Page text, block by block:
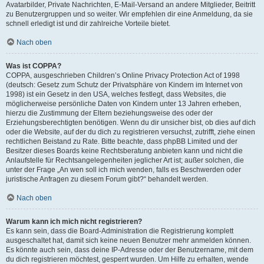
Avatarbilder, Private Nachrichten, E-Mail-Versand an andere Mitglieder, Beitritt
zu Benutzergruppen und so weiter. Wir empfehlen dir eine Anmeldung, da sie
schnell erledigt ist und dir zahlreiche Vorteile bietet.
Nach oben
Was ist COPPA?
COPPA, ausgeschrieben Children’s Online Privacy Protection Act of 1998
(deutsch: Gesetz zum Schutz der Privatsphäre von Kindern im Internet von
1998) ist ein Gesetz in den USA, welches festlegt, dass Websites, die
möglicherweise persönliche Daten von Kindern unter 13 Jahren erheben,
hierzu die Zustimmung der Eltern beziehungsweise des oder der
Erziehungsberechtigten benötigen. Wenn du dir unsicher bist, ob dies auf dich
oder die Website, auf der du dich zu registrieren versuchst, zutrifft, ziehe einen
rechtlichen Beistand zu Rate. Bitte beachte, dass phpBB Limited und der
Besitzer dieses Boards keine Rechtsberatung anbieten kann und nicht die
Anlaufstelle für Rechtsangelegenheiten jeglicher Art ist; außer solchen, die
unter der Frage „An wen soll ich mich wenden, falls es Beschwerden oder
juristische Anfragen zu diesem Forum gibt?“ behandelt werden.
Nach oben
Warum kann ich mich nicht registrieren?
Es kann sein, dass die Board-Administration die Registrierung komplett
ausgeschaltet hat, damit sich keine neuen Benutzer mehr anmelden können.
Es könnte auch sein, dass deine IP-Adresse oder der Benutzername, mit dem
du dich registrieren möchtest, gesperrt wurden. Um Hilfe zu erhalten, wende